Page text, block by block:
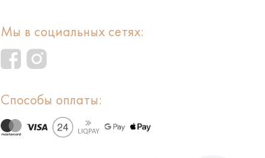
Мы в социальных сетях:
Способы оплаты: